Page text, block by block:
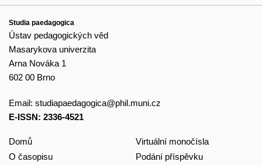
Studia paedagogica
Ústav pedagogických věd
Masarykova univerzita
Arna Nováka 1
602 00 Brno
Email: studiapaedagogica@phil.muni.cz
E-ISSN: 2336-4521
Domů
O časopisu
Virtuální monočísla
Podání příspěvku